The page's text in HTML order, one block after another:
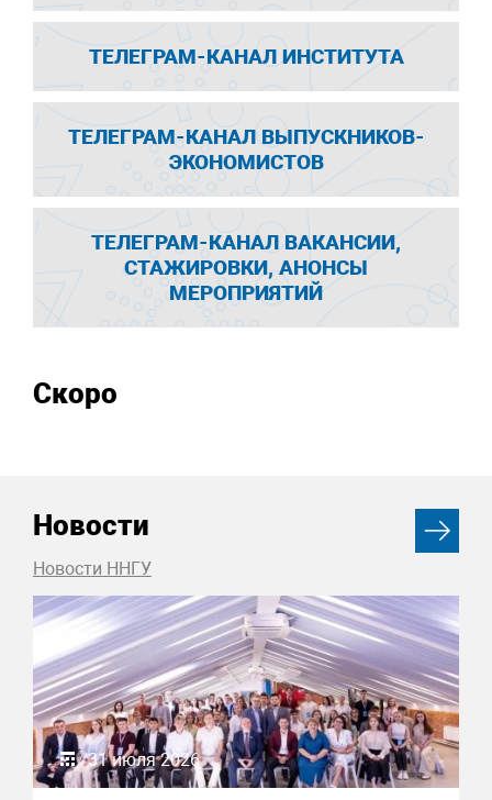
ТЕЛЕГРАМ-КАНАЛ ИНСТИТУТА
ТЕЛЕГРАМ-КАНАЛ ВЫПУСКНИКОВ-
ЭКОНОМИСТОВ
ТЕЛЕГРАМ-КАНАЛ ВАКАНСИИ,
СТАЖИРОВКИ, АНОНСЫ
МЕРОПРИЯТИЙ
Скоро
Новости
Новости ННГУ
31 июля 2026